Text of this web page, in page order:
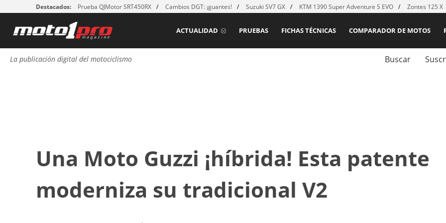
Destacados: Prueba QJMotor SRT450RX Cambios DGT: ¡guantes! Suzuki SV7 GX KTM 1390 Super Adventure S EVO Zontes 125 X
COMPARADOR DE MOTOS
FICHAS TÉCNICAS
PRUEBAS
ACTUALIDAD
La publicación digital del motociclismo Buscar
Una Moto Guzzi ¡híbrida! Esta patente
moderniza su tradicional V2